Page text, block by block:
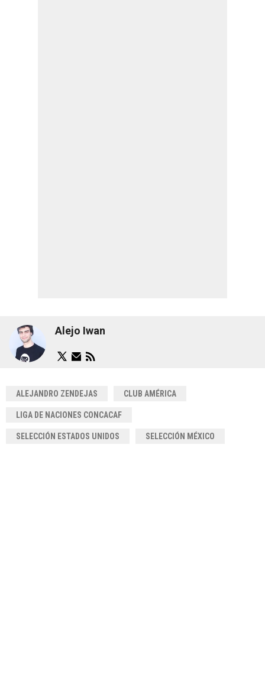
Alejo Iwan
ALEJANDRO ZENDEJAS CLUB AMÉRICA
LIGA DE NACIONES CONCACAF
SELECCIÓN ESTADOS UNIDOS SELECCIÓN MÉXICO